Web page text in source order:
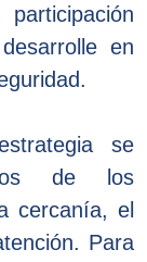
en
se
de los
cercanía, el
Para